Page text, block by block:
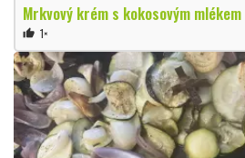
Mrkvový krém s kokosovým mlékem
thumb_up 1×